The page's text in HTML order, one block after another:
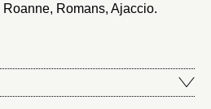
Romans, Ajaccio.